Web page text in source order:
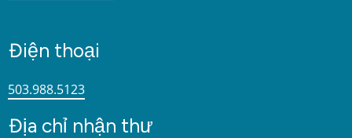
Điện thoại
503.988.5123
Địa chỉ nhận thư